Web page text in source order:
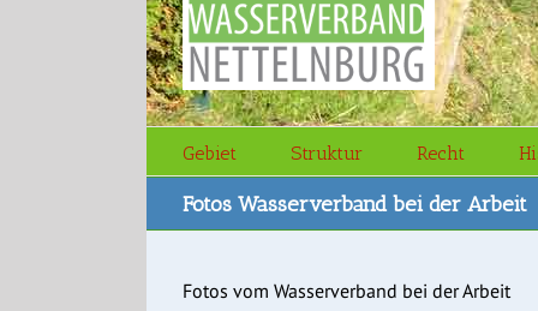
Gebiet Struktur Recht
Fotos Wasserverband bei der Arbeit
Fotos vom Wasserverband bei der Arbeit